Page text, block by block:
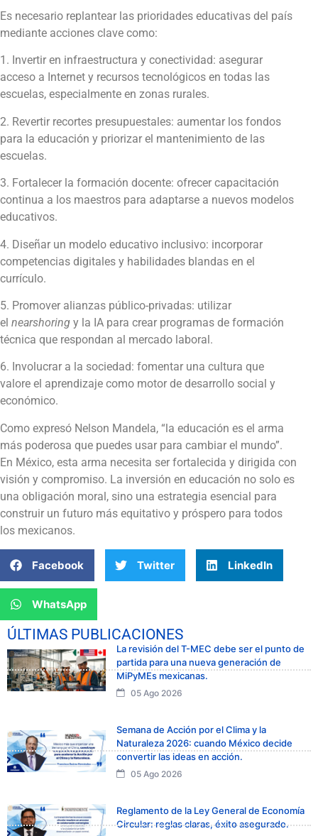
Es necesario replantear las prioridades educativas del país
mediante acciones clave como:
1. Invertir en infraestructura y conectividad: asegurar
acceso a Internet y recursos tecnológicos en todas las
escuelas, especialmente en zonas rurales.
2. Revertir recortes presupuestales: aumentar los fondos
para la educación y priorizar el mantenimiento de las
escuelas.
3. Fortalecer la formación docente: ofrecer capacitación
continua a los maestros para adaptarse a nuevos modelos
educativos.
4. Diseñar un modelo educativo inclusivo: incorporar
competencias digitales y habilidades blandas en el
currículo.
5. Promover alianzas público-privadas: utilizar
el nearshoring y la IA para crear programas de formación
técnica que respondan al mercado laboral.
6. Involucrar a la sociedad: fomentar una cultura que
valore el aprendizaje como motor de desarrollo social y
económico.
Como expresó Nelson Mandela, “la educación es el arma
más poderosa que puedes usar para cambiar el mundo”.
En México, esta arma necesita ser fortalecida y dirigida con
visión y compromiso. La inversión en educación no solo es
una obligación moral, sino una estrategia esencial para
construir un futuro más equitativo y próspero para todos
los mexicanos.
Facebook Twitter LinkedIn
WhatsApp
ÚLTIMAS PUBLICACIONES
La revisión del T-MEC debe ser el punto de
partida para una nueva generación de
MiPyMEs mexicanas.
05 Ago 2026
Semana de Acción por el Clima y la
Naturaleza 2026: cuando México decide
convertir las ideas en acción.
05 Ago 2026
Reglamento de la Ley General de Economía
Circular: reglas claras, éxito asegurado.